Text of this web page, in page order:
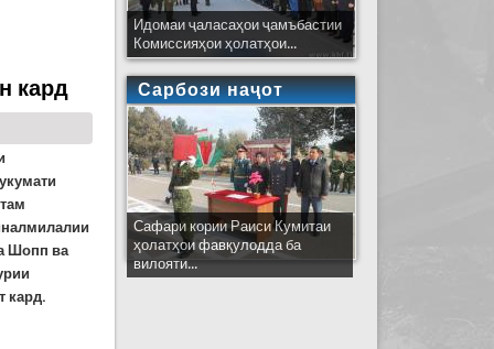
кард
Шопп ва
кард.
Кумитаи ҳолатҳои фавқулодда дидан кард
Идомаи ҷаласаҳои ҷамъбастии
Комиссияҳои ҳолатҳои...
Сарбози наҷот
Сафари кории Раиси Кумитаи
ҳолатҳои фавқулодда ба
вилояти...